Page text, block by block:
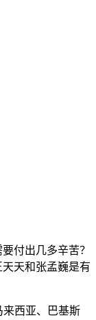
付出几多辛苦？
天和张孟巍是有
西亚、巴基斯